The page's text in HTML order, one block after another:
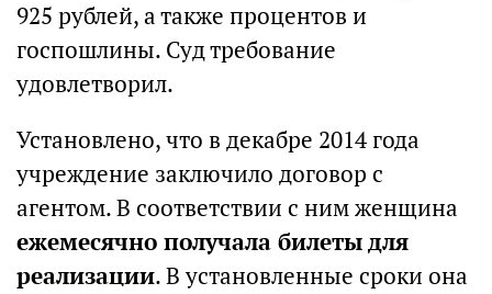
925 рублей, а также процентов и
госпошлины. Суд требование
удовлетворил.
Установлено, что в декабре 2014 года
учреждение заключило договор с
агентом. В соответствии с ним женщина
ежемесячно получала билеты для
реализации. В установленные сроки она